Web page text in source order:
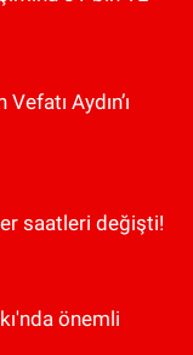
Aydın’ı
saatleri değişti!
önemli